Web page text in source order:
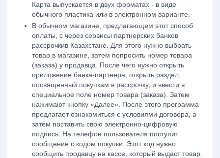
Карта выпускается в двух форматах - в виде
обычного пластика или в электронном варианте.
В обычном магазине, предлагающем этот способ
оплаты, с через сервисы партнерских банков
рассрочкив Казахстане.
Для этого нужно выбрать
товар в магазине, затем попросить номер товара
(заказа) у продавца. После чего нужно открыть
приложение банка-партнера, открыть раздел,
посвященный покупкам в рассрочку, и ввести в
специальное поле номер товара (заказа). Затем
нажимают кнопку «Далее». После этого программа
предлагает ознакомиться с условиями договора, а
затем поставить свою электронно-цифровую
подпись. На телефон пользователя поступит
сообщение с кодом покупки. Этот код нужно
сообщить продавцу на кассе, который выдаст товар.